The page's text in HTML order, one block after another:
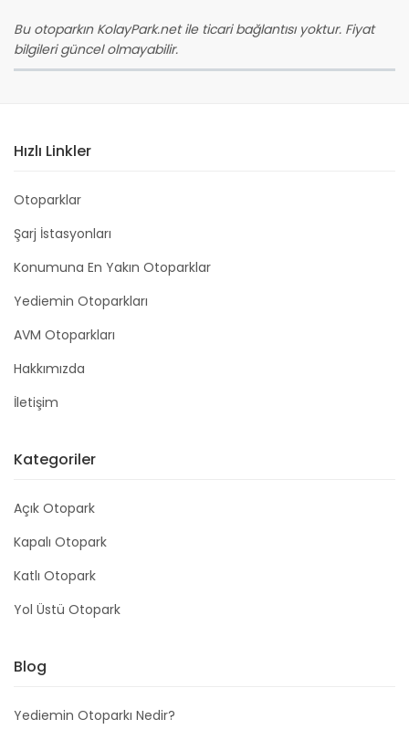
Bu otoparkın KolayPark.net ile ticari bağlantısı yoktur. Fiyat
bilgileri güncel olmayabilir.
Hızlı Linkler
Otoparklar
Şarj İstasyonları
Konumuna En Yakın Otoparklar
Yediemin Otoparkları
AVM Otoparkları
Hakkımızda
İletişim
Kategoriler
Açık Otopark
Kapalı Otopark
Katlı Otopark
Yol Üstü Otopark
Blog
Yediemin Otoparkı Nedir?